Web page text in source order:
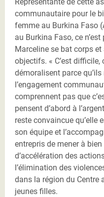
communautaire pour le
femme au Burkina Faso
au Burkina Faso, ce
Marceline se bat corps
objectifs. « C’est
démoralisent parce
l’engagement
comprennent pas que
pensent d’abord à
reste convaincue qu’elle
son équipe et
entrepris de mener à
d’accélération des
l’élimination des
dans la région du Centre
jeunes filles.